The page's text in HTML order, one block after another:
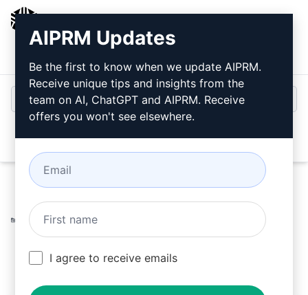
Entrar
Home / Prompts de IA
Writing
Prompts / 25 Títulos Únicos para Anúncios no Google
QuickAlpha
May 26, 2023
1,786
0 1,139
AIPRM Updates
Be the first to know when we update AIPRM.
Receive unique tips and insights from the
team on AI, ChatGPT and AIPRM. Receive
offers you won't see elsewhere.
I agree to receive emails